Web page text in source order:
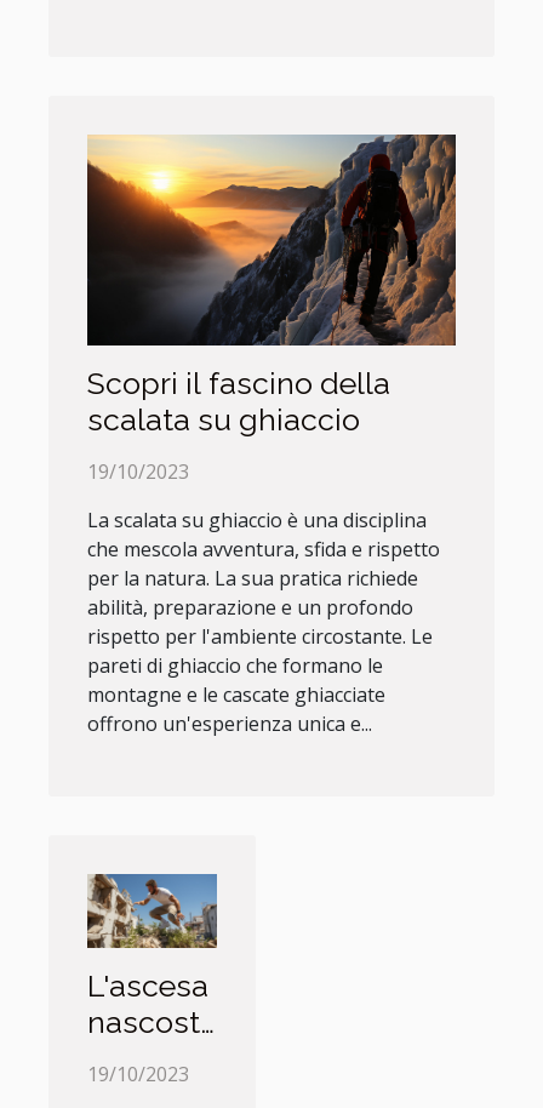
Scopri il fascino della
scalata su ghiaccio
19/10/2023
La scalata su ghiaccio è una disciplina
che mescola avventura, sfida e rispetto
per la natura. La sua pratica richiede
abilità, preparazione e un profondo
rispetto per l'ambiente circostante. Le
pareti di ghiaccio che formano le
montagne e le cascate ghiacciate
offrono un'esperienza unica e...
L'ascesa
nascosta
del
19/10/2023